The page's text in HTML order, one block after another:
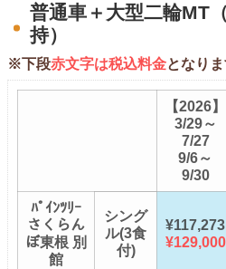
普通車＋大型二輪MT
持）
※下段赤文字は税込料金となりま
【2026】
3/29～
7/27
9/6～
9/30
ﾊﾟｲﾝﾂﾘｰ
さくらん
ぼ東根 別
館
シング
ル(3食
付)
¥117,273
¥129,000